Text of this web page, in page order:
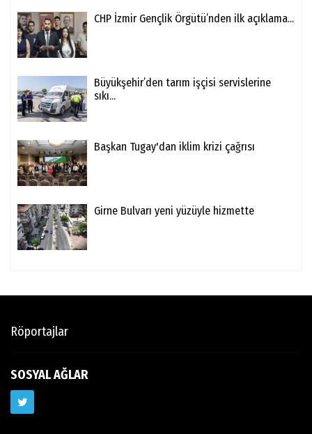
CHP İzmir Gençlik Örgütü’nden ilk açıklama...
Büyükşehir’den tarım işçisi servislerine
sıkı...
Başkan Tugay'dan iklim krizi çağrısı
Girne Bulvarı yeni yüzüyle hizmette
Röportajlar
SOSYAL AĞLAR